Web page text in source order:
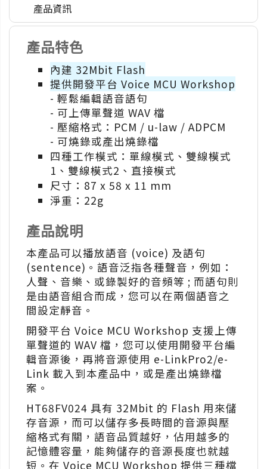
產品資訊
產品特色
內建 32Mbit Flash
提供開發平台 Voice MCU Workshop
- 輕鬆編輯語音語句
- 可上傳單聲道 WAV 檔
- 壓縮格式：PCM / u-law / ADPCM
- 可燒錄或產出燒錄檔
四種工作模式：單線模式、雙線模式
1、雙線模式2、直接模式
尺寸：87 x 58 x 11 mm
淨重：22g
產品說明
本產品可以播放語音 (voice) 及語句
(sentence)。語音泛指各種聲音，例如：
人聲、音樂、或錄製好的音頻等 ; 而語句則
是由語音組合而成，您可以在兩個語音之
間設定靜音。
開發平台 Voice MCU Workshop 支援上傳
單聲道的 WAV 檔，您可以使用開發平台編
輯音源後，再將音源使用 e-LinkPro2/e-
Link 載入到本產品中，或是產出燒錄檔
案。
HT68FV024 具有 32Mbit 的 Flash 用來儲
存音源，而可以儲存多長時間的音源與壓
縮格式有關，語音品質越好，佔用越多的
記憶體容量，能夠儲存的音源長度也就越
短。在 Voice MCU Workshop 提供三種檔